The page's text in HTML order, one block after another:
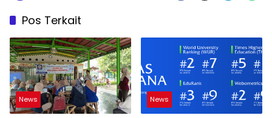
Pos Terkait
News News